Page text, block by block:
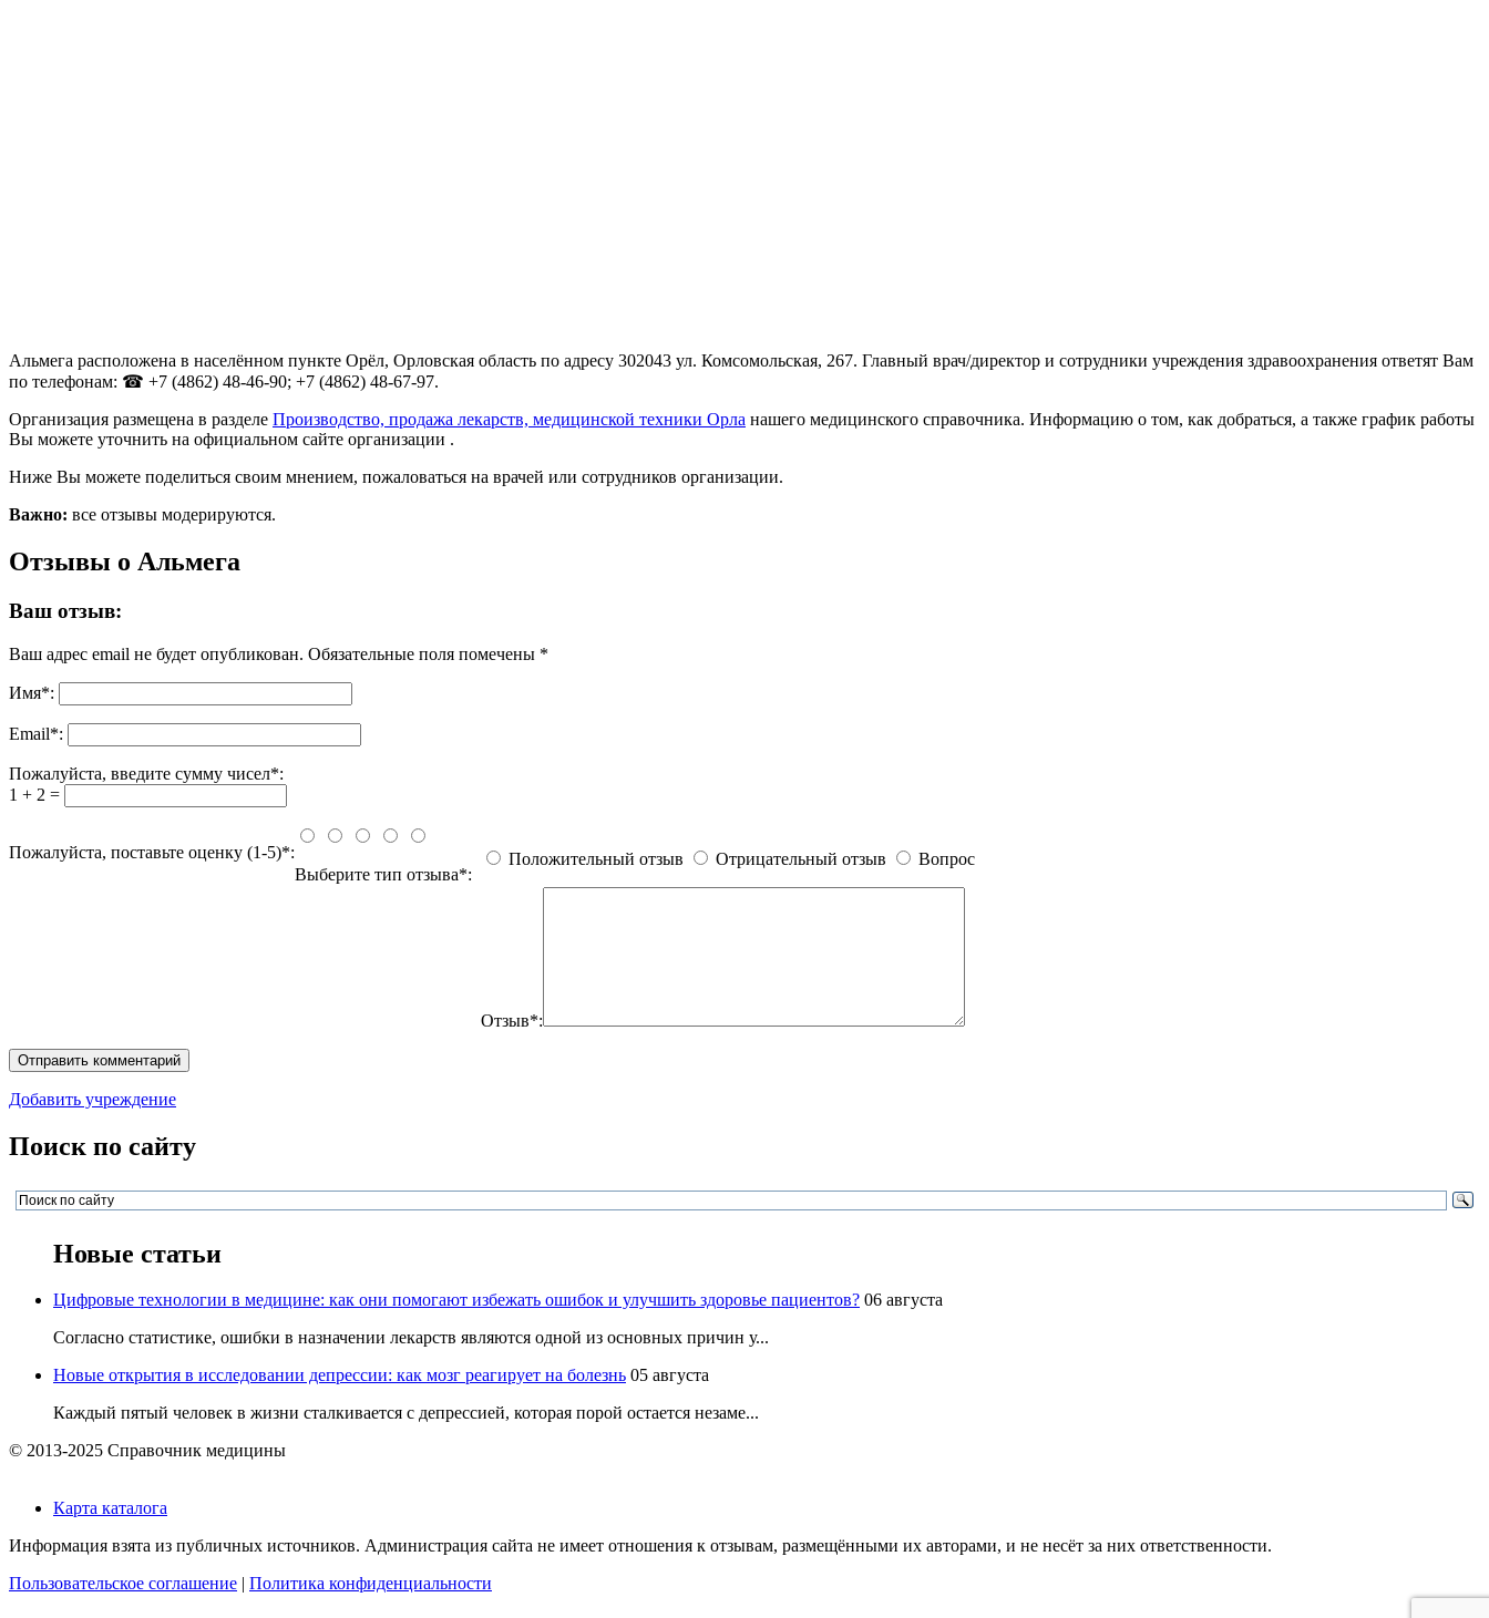
Альмега расположена в населённом пункте Орёл, Орловская область по адресу 302043 ул. Комсомольская, 267. Главный врач/директор и сотрудники учреждения здравоохранения ответят Вам
по телефонам: ☎ +7 (4862) 48-46-90; +7 (4862) 48-67-97.
Организация размещена в разделе Производство, продажа лекарств, медицинской техники Орла нашего медицинского справочника. Информацию о том, как добраться, а также график работы
Вы можете уточнить на официальном сайте организации .
Ниже Вы можете поделиться своим мнением, пожаловаться на врачей или сотрудников организации.
Важно: все отзывы модерируются.
Отзывы о Альмега
Ваш отзыв:
Ваш адрес email не будет опубликован. Обязательные поля помечены *
Имя*:
Email*:
Пожалуйста, введите сумму чисел*:
1 + 2 =
Пожалуйста, поставьте оценку (1-5)*:
Выберите тип отзыва*:
Положительный отзыв Отрицательный отзыв Вопрос
Отзыв*:
Добавить учреждение
Поиск по сайту
Новые статьи
Цифровые технологии в медицине: как они помогают избежать ошибок и улучшить здоровье пациентов? 06 августа
Согласно статистике, ошибки в назначении лекарств являются одной из основных причин у...
Новые открытия в исследовании депрессии: как мозг реагирует на болезнь 05 августа
Каждый пятый человек в жизни сталкивается с депрессией, которая порой остается незаме...
© 2013-2025 Справочник медицины
Карта каталога
Информация взята из публичных источников. Администрация сайта не имеет отношения к отзывам, размещёнными их авторами, и не несёт за них ответственности.
Пользовательское соглашение
Политика конфиденциальности